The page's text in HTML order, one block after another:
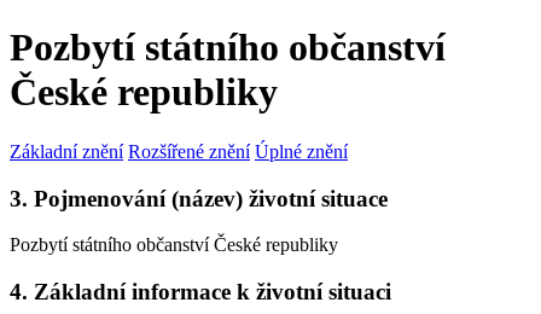
Pozbytí státního občanství
České republiky
Základní znění Rozšířené znění Úplné znění
3. Pojmenování (název) životní situace
Pozbytí státního občanství České republiky
4. Základní informace k životní situaci